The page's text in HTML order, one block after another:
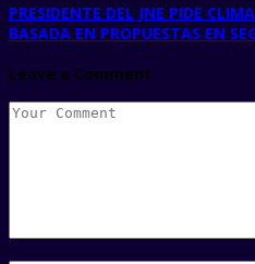
PRESIDENTE DEL JNE PIDE
BASADA EN PROPUESTAS EN
Leave a Comment